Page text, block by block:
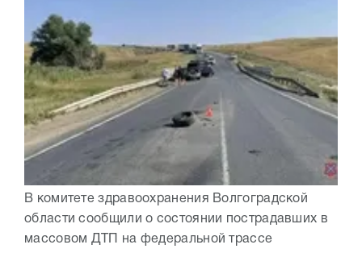
В комитете здравоохранения Волгоградской
области сообщили о состоянии пострадавших в
массовом ДТП на федеральной трассе